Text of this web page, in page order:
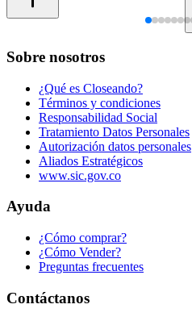
Sobre nosotros
¿Qué es Closeando?
Términos y condiciones
Responsabilidad Social
Tratamiento Datos Personales
Autorización datos personales
Aliados Estratégicos
www.sic.gov.co
Ayuda
¿Cómo comprar?
¿Cómo Vender?
Preguntas frecuentes
Contáctanos